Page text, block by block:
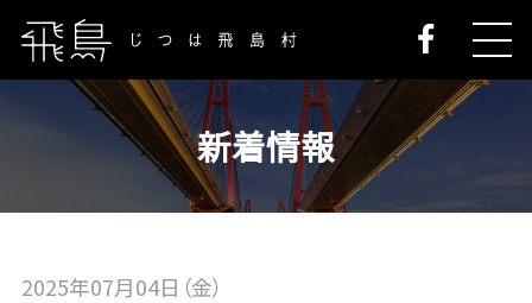
新着情報
2025年07月04日（金）